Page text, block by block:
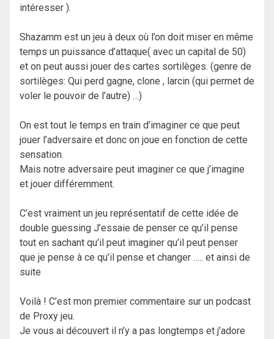
intéresser ).
Shazamm est un jeu à deux où l’on doit miser en même
temps un puissance d’attaque( avec un capital de 50)
et on peut aussi jouer des cartes sortilèges. (genre de
sortilèges: Qui perd gagne, clone , larcin (qui permet de
voler le pouvoir de l’autre) …)
On est tout le temps en train d’imaginer ce que peut
jouer l’adversaire et donc on joue en fonction de cette
sensation.
Mais notre adversaire peut imaginer ce que j’imagine
et jouer différemment.
C’est vraiment un jeu représentatif de cette idée de
double guessing J’essaie de penser ce qu’il pense
tout en sachant qu’il peut imaginer qu’il peut penser
que je pense à ce qu’il pense et changer ….. et ainsi de
suite
Voilà ! C’est mon premier commentaire sur un podcast
de Proxy jeu.
Je vous ai découvert il n’y a pas longtemps et j’adore